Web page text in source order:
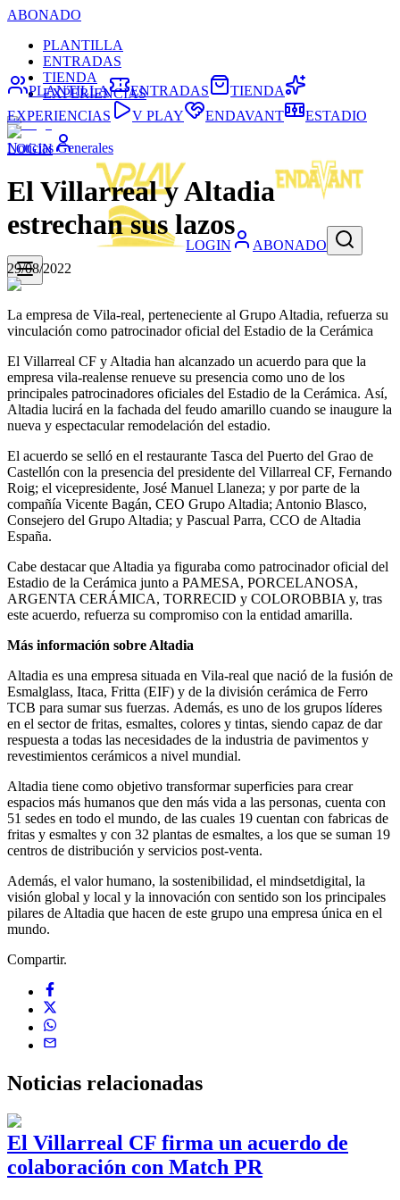
ABONADO
PLANTILLA
ENTRADAS
TIENDA
EXPERIENCIAS
LOGIN
LOGIN ABONADO
PLANTILLA ENTRADAS
TIENDA
EXPERIENCIAS
V PLAY ENDAVANT ESTADIO
Noticias Generales
El Villarreal y Altadia
estrechan sus lazos
29/08/2022
La empresa de Vila-real, perteneciente al Grupo Altadia, refuerza su
vinculación como patrocinador oficial del Estadio de la Cerámica
El Villarreal CF y Altadia han alcanzado un acuerdo para que la
empresa vila-realense renueve su presencia como uno de los
principales patrocinadores oficiales del Estadio de la Cerámica. Así,
Altadia lucirá en la fachada del feudo amarillo cuando se inaugure la
nueva y espectacular remodelación del estadio.
El acuerdo se selló en el restaurante Tasca del Puerto del Grao de
Castellón con la presencia del presidente del Villarreal CF, Fernando
Roig; el vicepresidente, José Manuel Llaneza; y por parte de la
compañía Vicente Bagán, CEO Grupo Altadia; Antonio Blasco,
Consejero del Grupo Altadia; y Pascual Parra, CCO de Altadia
España.
Cabe destacar que Altadia ya figuraba como patrocinador oficial del
Estadio de la Cerámica junto a PAMESA, PORCELANOSA,
ARGENTA CERÁMICA, TORRECID y COLOROBBIA y, tras
este acuerdo, refuerza su compromiso con la entidad amarilla.
Más información sobre Altadia
Altadia es una empresa situada en Vila-real que nació de la fusión de
Esmalglass, Itaca, Fritta (EIF) y de la división cerámica de Ferro
TCB para sumar sus fuerzas. Además, es uno de los grupos líderes
en el sector de fritas, esmaltes, colores y tintas, siendo capaz de dar
respuesta a todas las necesidades de la industria de pavimentos y
revestimientos cerámicos a nivel mundial.
Altadia tiene como objetivo transformar superficies para crear
espacios más humanos que den más vida a las personas, cuenta con
51 sedes en todo el mundo, de las cuales 19 cuentan con fabricas de
fritas y esmaltes y con 32 plantas de esmaltes, a los que se suman 19
centros de distribución y servicios post-venta.
Además, el valor humano, la sostenibilidad, el mindsetdigital, la
visión global y local y la innovación con sentido son los principales
pilares de Altadia que hacen de este grupo una empresa única en el
mundo.
Compartir.
Noticias relacionadas
El Villarreal CF firma un acuerdo de
colaboración con Match PR